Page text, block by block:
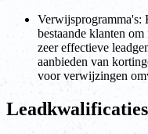
Verwijsprogramma's:
bestaande klanten
zeer effectieve
aanbieden van
voor verwijzingen